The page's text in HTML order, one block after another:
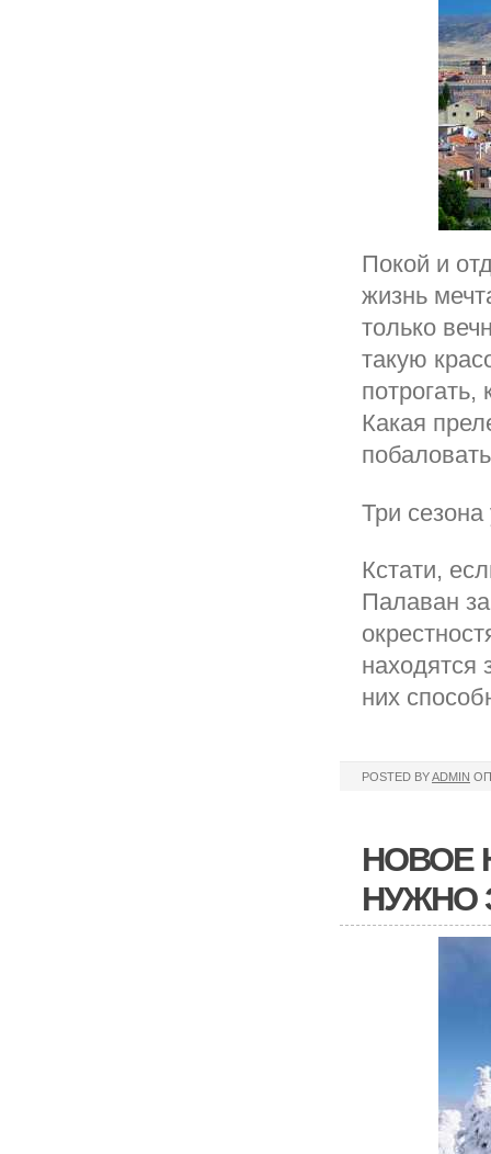
Покой и
жизнь
только
такую
Какая
Три
Кстати,
Палаван
находятся
них
POSTED BYADMIN
НОВОЕ
НУЖНО